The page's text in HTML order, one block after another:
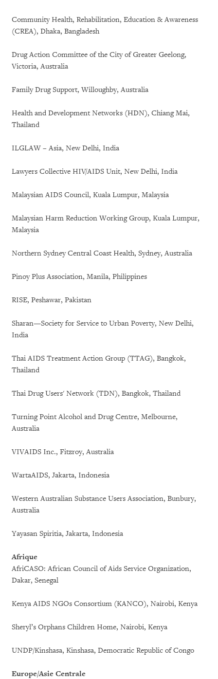
Community Health, Rehabilitation, Education & Awareness
(CREA), Dhaka, Bangladesh
Drug Action Committee of the City of Greater Geelong,
Victoria, Australia
Family Drug Support, Willoughby, Australia
Health and Development Networks (HDN), Chiang Mai,
Thailand
ILGLAW – Asia, New Delhi, India
Lawyers Collective HIV/AIDS Unit, New Delhi, India
Malaysian AIDS Council, Kuala Lumpur, Malaysia
Malaysian Harm Reduction Working Group, Kuala Lumpur,
Malaysia
Northern Sydney Central Coast Health, Sydney, Australia
Pinoy Plus Association, Manila, Philippines
RISE, Peshawar, Pakistan
Sharan—Society for Service to Urban Poverty, New Delhi,
India
Thai AIDS Treatment Action Group (TTAG), Bangkok,
Thailand
Thai Drug Users' Network (TDN), Bangkok, Thailand
Turning Point Alcohol and Drug Centre, Melbourne,
Australia
VIVAIDS Inc., Fitzroy, Australia
WartaAIDS, Jakarta, Indonesia
Western Australian Substance Users Association, Bunbury,
Australia
Yayasan Spiritia, Jakarta, Indonesia
Afrique
AfriCASO: African Council of Aids Service Organization,
Dakar, Senegal
Kenya AIDS NGOs Consortium (KANCO), Nairobi, Kenya
Sheryl’s Orphans Children Home, Nairobi, Kenya
UNDP/Kinshasa, Kinshasa, Democratic Republic of Congo
Europe/Asie Centrale